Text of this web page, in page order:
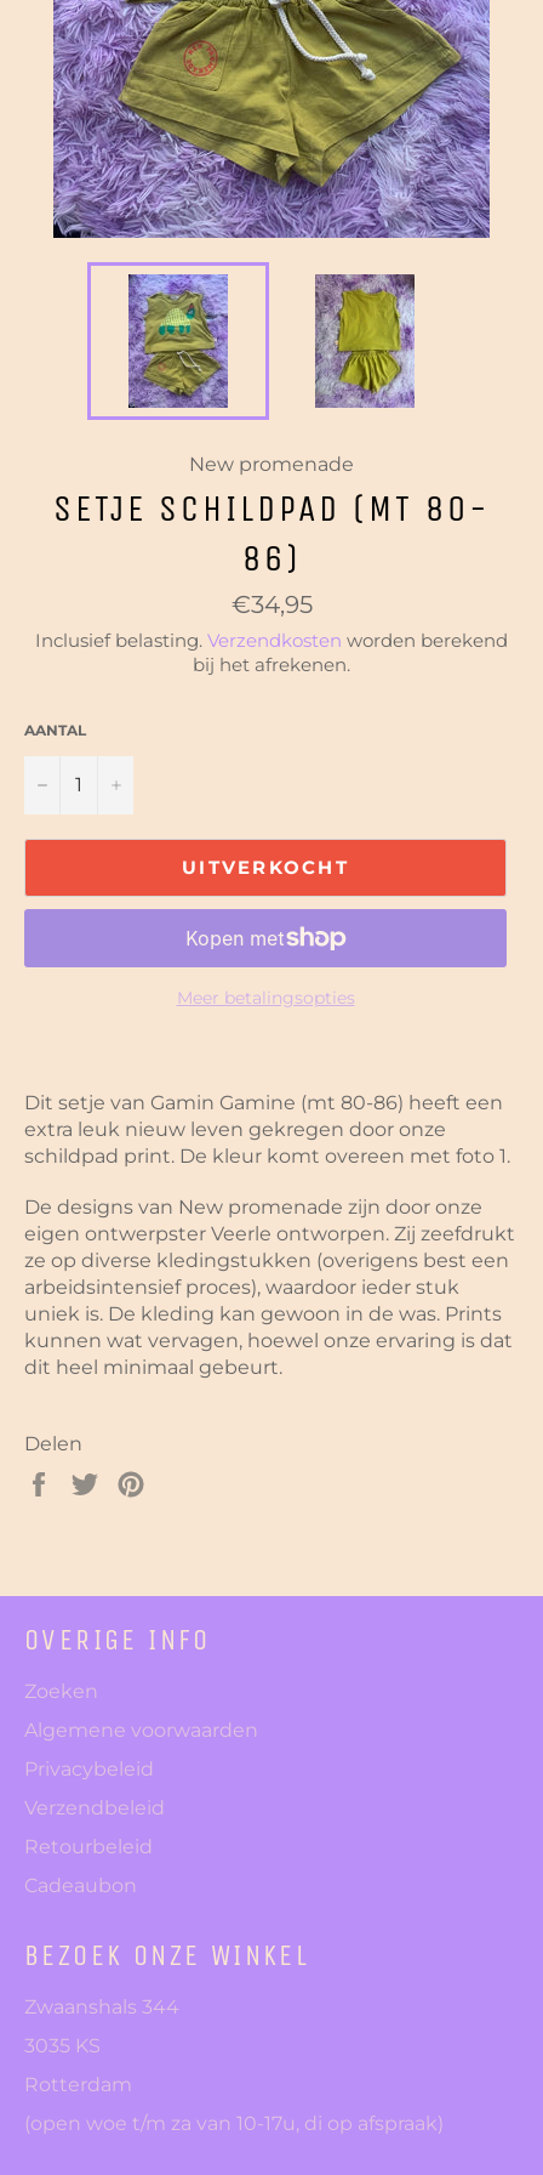
New promenade
SETJE SCHILDPAD (MT 80-
86)
Normale
prijs
€34,95
Inclusief belasting. Verzendkosten worden berekend
bij het afrekenen.
AANTAL
− +
UITVERKOCHT
Meer betalingsopties
Dit setje van Gamin Gamine (mt 80-86) heeft een
extra leuk nieuw leven gekregen door onze
schildpad print. De kleur komt overeen met foto 1.
De designs van New promenade zijn door onze
eigen ontwerpster Veerle ontworpen. Zij zeefdrukt
ze op diverse kledingstukken (overigens best een
arbeidsintensief proces), waardoor ieder stuk
uniek is. De kleding kan gewoon in de was. Prints
kunnen wat vervagen, hoewel onze ervaring is dat
dit heel minimaal gebeurt.
Delen
Delen Twitteren
OVERIGE INFO
Zoeken
Algemene voorwaarden
Privacybeleid
Verzendbeleid
Retourbeleid
Cadeaubon
BEZOEK ONZE WINKEL
Zwaanshals 344
3035 KS
Rotterdam
(open woe t/m za van 10-17u, di op afspraak)